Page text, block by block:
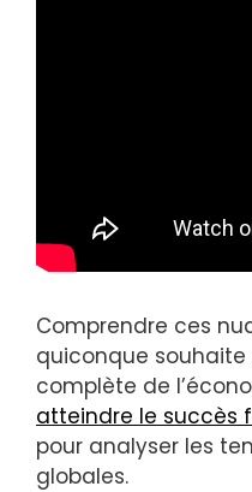
Comprendre ces
quiconque souhaite
complète de
atteindre le succès
pour analyser les
globales.